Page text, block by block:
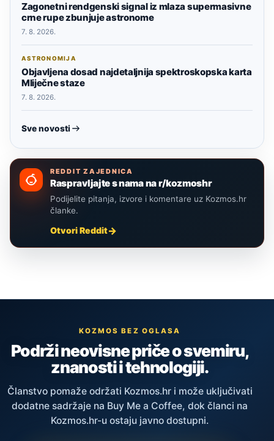
Zagonetni rendgenski signal iz mlaza supermasivne
crne rupe zbunjuje astronome
7. 8. 2026.
ASTRONOMIJA
Objavljena dosad najdetaljnija spektroskopska karta
Mliječne staze
7. 8. 2026.
Sve novosti
REDDIT ZAJEDNICA
Raspravljajte s nama na r/kozmoshr
Podijelite pitanja, izvore i komentare uz Kozmos.hr
članke.
Otvori Reddit
KOZMOS BEZ OGLASA
Podrži neovisne priče o svemiru,
znanosti i tehnologiji.
Članstvo pomaže održati Kozmos.hr i može uključivati
dodatne sadržaje na Buy Me a Coffee, dok članci na
Kozmos.hr-u ostaju javno dostupni.